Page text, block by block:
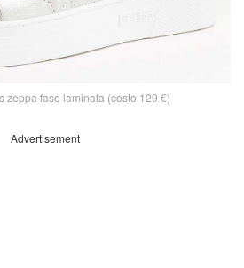
zeppa fase laminata (costo 129 €)
Advertisement